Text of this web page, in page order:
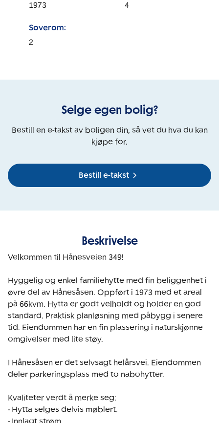
1973
4
Soverom:
2
Selge egen bolig?
Bestill en e-takst av boligen din, så vet du hva du kan
kjøpe for.
Bestill e-takst
Beskrivelse
Velkommen til Hånesveien 349!
Hyggelig og enkel familiehytte med fin beliggenhet i
øvre del av Hånesåsen. Oppført i 1973 med et areal
på 66kvm. Hytta er godt velholdt og holder en god
standard. Praktisk planløsning med påbygg i senere
tid. Eiendommen har en fin plassering i naturskjønne
omgivelser med lite støy.
I Hånesåsen er det selvsagt helårsvei. Eiendommen
deler parkeringsplass med to nabohytter.
Kvaliteter verdt å merke seg:
- Hytta selges delvis møblert.